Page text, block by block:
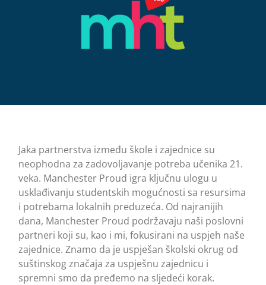
Jaka partnerstva između škole i zajednice su
neophodna za zadovoljavanje potreba učenika 21.
veka. Manchester Proud igra ključnu ulogu u
usklađivanju studentskih mogućnosti sa resursima
i potrebama lokalnih preduzeća. Od najranijih
dana, Manchester Proud podržavaju naši poslovni
partneri koji su, kao i mi, fokusirani na uspjeh naše
zajednice. Znamo da je uspješan školski okrug od
suštinskog značaja za uspješnu zajednicu i
spremni smo da pređemo na sljedeći korak.